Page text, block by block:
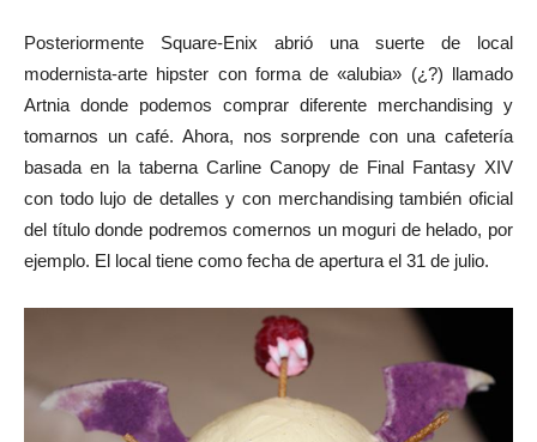
Posteriormente Square-Enix abrió una suerte de local
modernista-arte hipster con forma de «alubia» (¿?) llamado
Artnia donde podemos comprar diferente merchandising y
tomarnos un café. Ahora, nos sorprende con una cafetería
basada en la taberna Carline Canopy de Final Fantasy XIV
con todo lujo de detalles y con merchandising también oficial
del título donde podremos comernos un moguri de helado, por
ejemplo. El local tiene como fecha de apertura el 31 de julio.